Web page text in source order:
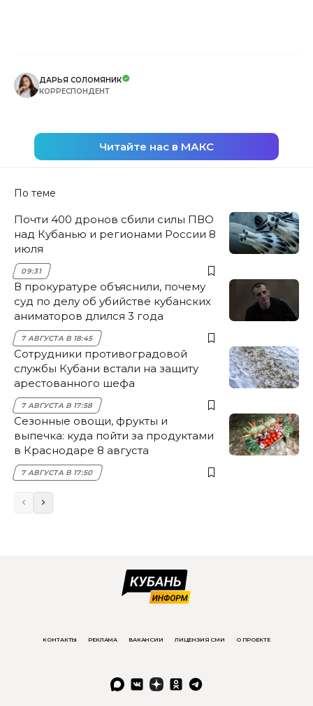
ДАРЬЯ СОЛОМЯНИК
КОРРЕСПОНДЕНТ
Читайте нас в МАКС
По теме
Почти 400 дронов сбили силы ПВО
над Кубанью и регионами России 8
июля
09:31
В прокуратуре объяснили, почему
суд по делу об убийстве кубанских
аниматоров длился 3 года
7 АВГУСТА В 18:45
Сотрудники противоградовой
службы Кубани встали на защиту
арестованного шефа
7 АВГУСТА В 17:58
Сезонные овощи, фрукты и
выпечка: куда пойти за продуктами
в Краснодаре 8 августа
7 АВГУСТА В 17:50
КОНТАКТЫ РЕКЛАМА ВАКАНСИИ ЛИЦЕНЗИЯ СМИ О ПРОЕКТЕ